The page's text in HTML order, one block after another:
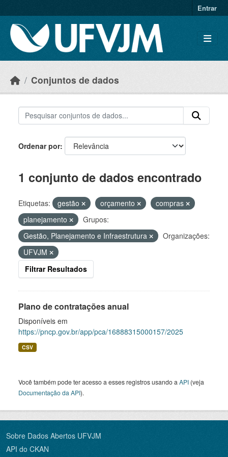
Entrar
Conjuntos de dados
Ordenar por
1 conjunto de dados encontrado
Etiquetas: gestão orçamento
compras
planejamento
Grupos:
Gestão, Planejamento e Infraestrutura
Organizações:
UFVJM
Filtrar Resultados
Plano de contratações anual
Disponíveis em
https://pncp.gov.br/app/pca/16888315000157/2025
CSV
Você também pode ter acesso a esses registros usando a API (veja
Documentação da API).
Sobre Dados Abertos UFVJM
API do CKAN